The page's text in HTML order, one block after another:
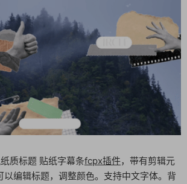
质标题 贴纸字幕条fcpx插件，带有剪辑元
以编辑标题，调整颜色。支持中文字体。背